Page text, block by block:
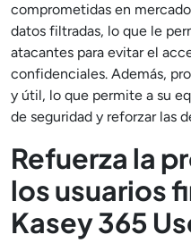
comprometidas en
datos filtradas, lo que le
atacantes para evitar el
confidenciales. Además,
y útil, lo que permite a su
de seguridad y reforzar las
Refuerza la
los usuarios
Kasey 365